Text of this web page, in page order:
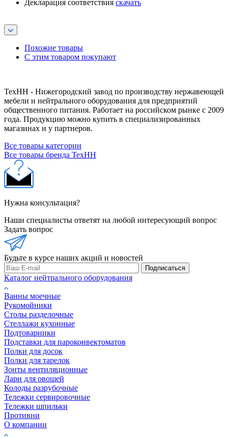
Декларация соответствия скачать
Похожие товары
С этим товаром покупают
ТехНН - Нижегородский завод по производству нержавеющей
мебели и нейтрального оборудования для предприятий
общественного питания. Работает на российском рынке с 2009
года. Продукцию можно купить в специализированных
магазинах и у партнеров.
Все товары категории
Все товары бренда ТехНН
Нужна консультация?
Наши специалисты ответят на любой интересующий вопрос
Задать вопрос
Будьте в курсе наших акций и новостей
Подписаться
Каталог нейтрального оборудования
Ванны моечные
Рукомойники
Столы разделочные
Стеллажи кухонные
Подтоварники
Подставки для пароконвектоматов
Полки для досок
Полки для тарелок
Зонты вентиляционные
Лари для овощей
Колоды разрубочные
Тележки сервировочные
Тележки шпильки
Противни
О компании